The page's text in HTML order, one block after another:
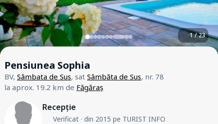
1 / 23
Pensiunea Sophia
BV, Sâmbata de Sus, sat Sâmbăta de Sus, nr. 78
la aprox. 19.2 km de Făgăraș
Recepție
Verificat· din 2015 pe TURIST INFO